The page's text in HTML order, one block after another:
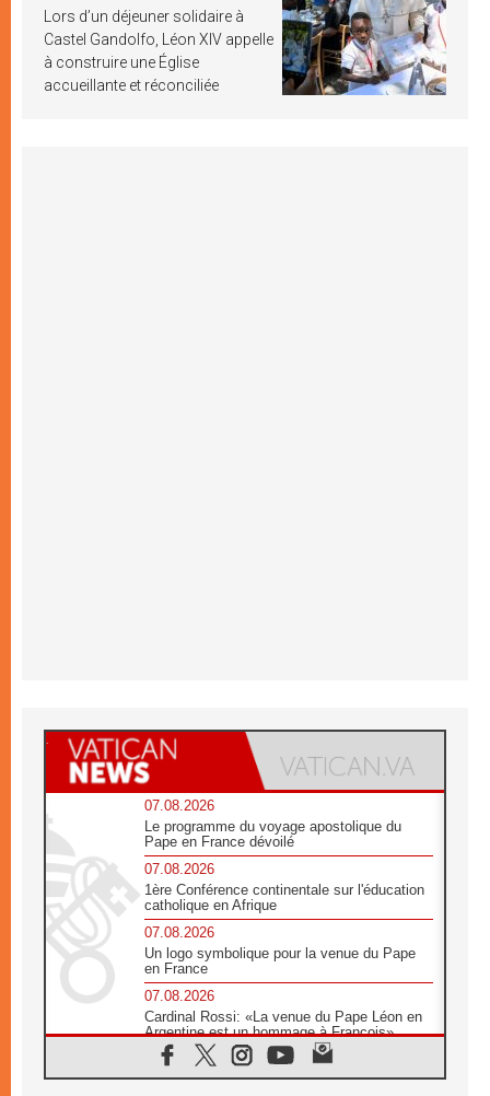
Lors d’un déjeuner solidaire à
Castel Gandolfo, Léon XIV appelle
à construire une Église
accueillante et réconciliée
07.08.2026
Le programme du voyage apostolique du
Pape en France dévoilé
07.08.2026
1ère Conférence continentale sur l'éducation
catholique en Afrique
07.08.2026
Un logo symbolique pour la venue du Pape
en France
07.08.2026
Cardinal Rossi: «La venue du Pape Léon en
Argentine est un hommage à François»
07.08.2026
Hiroshima et Nagasaki, 81 ans après,